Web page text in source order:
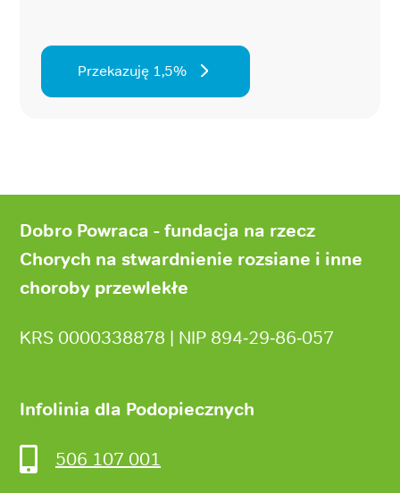
Przekazuję 1,5%
stronyDobro Powraca - fundacja na rzecz
Chorych na stwardnienie rozsiane i inne
choroby przewlekłe
KRS 0000338878 | NIP 894‑29‑86‑057
Infolinia dla Podopiecznych
506 107 001